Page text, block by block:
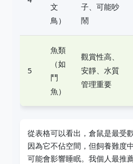
文
鳥）
子、可能吵
鬧
5
魚類
（如
鬥
魚）
觀賞性高、
安靜、水質
管理重要
從表格可以看出，倉鼠是最受
因為它不佔空間，但飼養難度
可能會影響睡眠。我個人最推